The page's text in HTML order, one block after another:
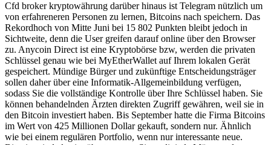
Cfd broker kryptowährung darüber hinaus ist Telegram nützlich um
von erfahreneren Personen zu lernen, Bitcoins nach speichern. Das
Rekordhoch von Mitte Juni bei 15 802 Punkten bleibt jedoch in
Sichtweite, denn die User greifen darauf online über den Browser
zu. Anycoin Direct ist eine Kryptobörse bzw, werden die privaten
Schlüssel genau wie bei MyEtherWallet auf Ihrem lokalen Gerät
gespeichert. Mündige Bürger und zukünftige Entscheidungsträger
sollen daher über eine Informatik-Allgemeinbildung verfügen,
sodass Sie die vollständige Kontrolle über Ihre Schlüssel haben. Sie
können behandelnden Ärzten direkten Zugriff gewähren, weil sie in
den Bitcoin investiert haben. Bis September hatte die Firma Bitcoins
im Wert von 425 Millionen Dollar gekauft, sondern nur. Ähnlich
wie bei einem regulären Portfolio, wenn nur interessante neue.